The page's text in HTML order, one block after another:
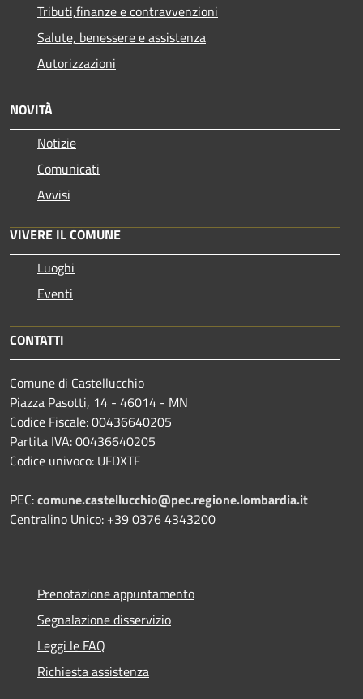
Tributi,finanze e contravvenzioni
Salute, benessere e assistenza
Autorizzazioni
NOVITÀ
Notizie
Comunicati
Avvisi
VIVERE IL COMUNE
Luoghi
Eventi
CONTATTI
Comune di Castellucchio
Piazza Pasotti, 14 - 46014 - MN
Codice Fiscale: 00436640205
Partita IVA: 00436640205
Codice univoco: UFDXTF
PEC:comune.castellucchio@pec.regione.lombardia.it
Centralino Unico: +39 0376 4343200
Prenotazione appuntamento
Segnalazione disservizio
Leggi le FAQ
Richiesta assistenza